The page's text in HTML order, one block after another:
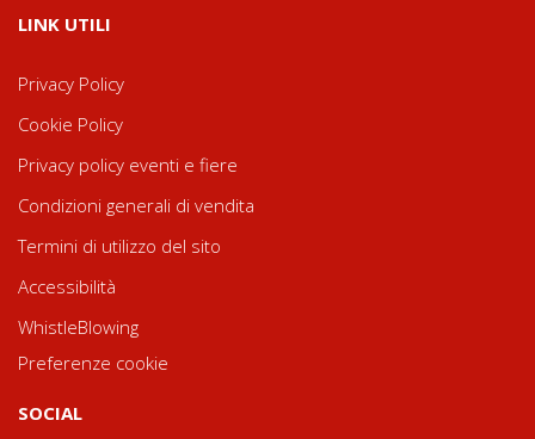
LINK UTILI
Privacy Policy
Cookie Policy
Privacy policy eventi e fiere
Condizioni generali di vendita
Termini di utilizzo del sito
Accessibilità
WhistleBlowing
Preferenze cookie
SOCIAL